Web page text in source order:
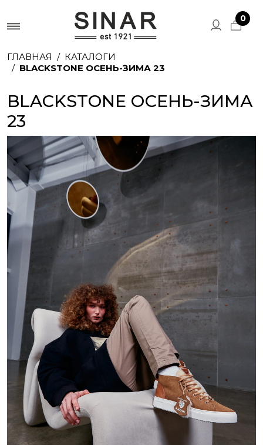
0
ГЛАВНАЯ
КАТАЛОГИ
BLACKSTONE ОСЕНЬ-ЗИМА 23
BLACKSTONE ОСЕНЬ-ЗИМА
23